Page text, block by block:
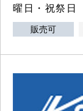
曜日・祝祭日
販売可